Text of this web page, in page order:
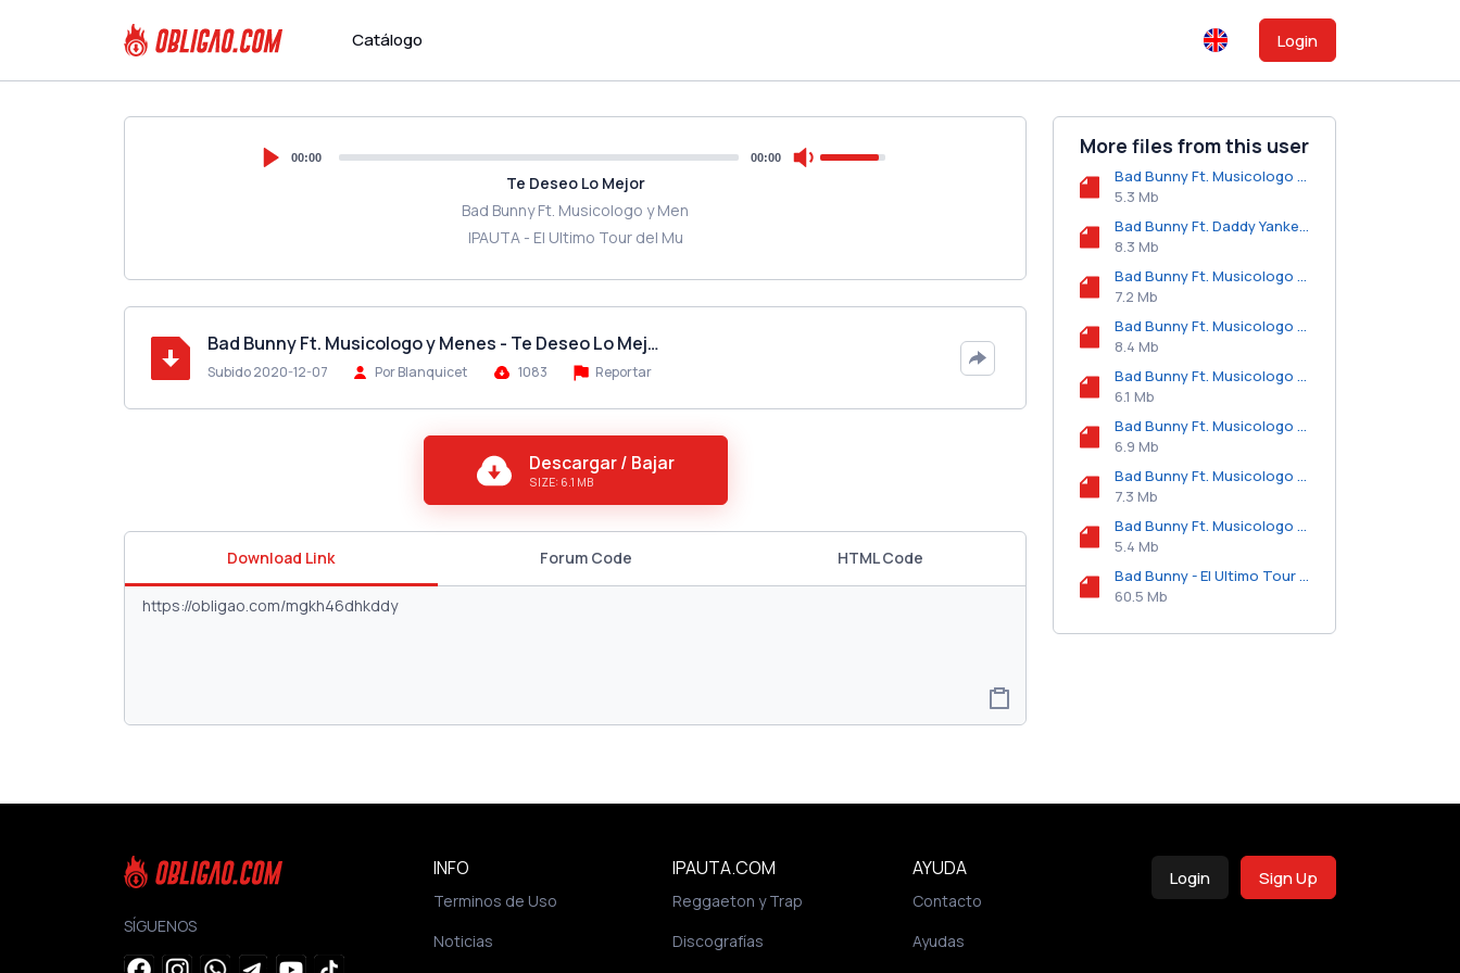
Catálogo Login
00:00 00:00
Te Deseo Lo Mejor
Bad Bunny Ft. Musicologo y Men
IPAUTA - El Ultimo Tour del Mu
Bad Bunny Ft. Musicologo y Menes - Te Deseo Lo Mej…
Subido 2020-12-07 Por Blanquicet 1083 Reportar
Descargar / Bajar
SIZE: 6.1 MB
Download Link Forum Code HTML Code
More files from this user
Bad Bunny Ft. Musicologo y Menes - Intro.mp3
5.3 Mb
Bad Bunny Ft. Daddy Yankee, Musicologo y Menes - 120.mp3
8.3 Mb
Bad Bunny Ft. Musicologo y Menes - Booker T.mp3
7.2 Mb
Bad Bunny Ft. Musicologo y Menes - Maldita Pobreza.mp3
8.4 Mb
Bad Bunny Ft. Musicologo y Menes - Te Mudaste.mp3
6.1 Mb
Bad Bunny Ft. Musicologo y Menes - Sorry Papi.mp3
6.9 Mb
Bad Bunny Ft. Musicologo y Menes - Haciendo Que Me Amas.mp3
7.3 Mb
Bad Bunny Ft. Musicologo y Menes - El Mundo Es Mio.mp3
5.4 Mb
Bad Bunny - El Ultimo Tour Del Mundo (Musicologo y Menes Remake).zip
60.5 Mb
SÍGUENOS
INFO
Terminos de Uso
Noticias
IPAUTA.COM
Reggaeton y Trap
Discografías
AYUDA
Contacto
Ayudas
Login Sign Up